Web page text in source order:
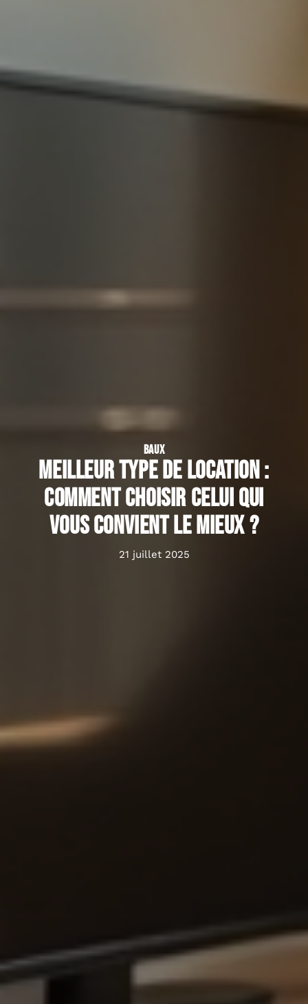
BAUX
Meilleur type de location :
comment choisir celui qui
vous convient le mieux ?
21 juillet 2025